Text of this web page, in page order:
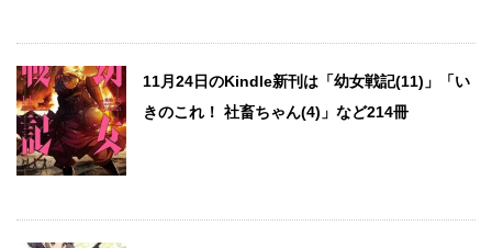
11月24日のKindle新刊は「幼女戦記(11)」「い
きのこれ！ 社畜ちゃん(4)」など214冊